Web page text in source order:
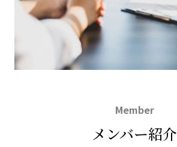
Member
メンバー紹介